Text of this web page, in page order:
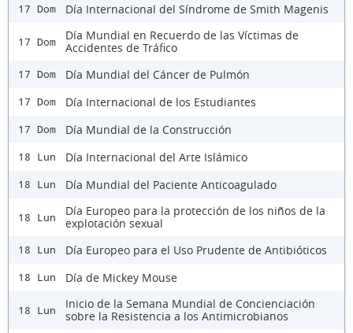
17 Dom Día Internacional del Síndrome de Smith Magenis
17 Dom
Día Mundial en Recuerdo de las Víctimas de
Accidentes de Tráfico
17 Dom Día Mundial del Cáncer de Pulmón
17 Dom Día Internacional de los Estudiantes
17 Dom Día Mundial de la Construcción
18 Lun Día Internacional del Arte Islámico
18 Lun Día Mundial del Paciente Anticoagulado
18 Lun
Día Europeo para la protección de los niños de la
explotación sexual
18 Lun Día Europeo para el Uso Prudente de Antibióticos
18 Lun Día de Mickey Mouse
18 Lun
Inicio de la Semana Mundial de Concienciación
sobre la Resistencia a los Antimicrobianos